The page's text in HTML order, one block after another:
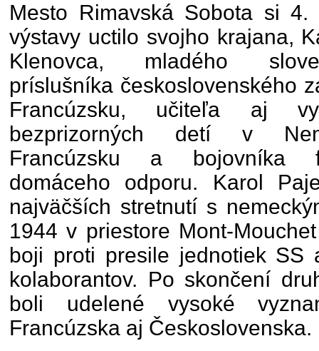
Mesto Rimavská Sobota si
výstavy uctilo svojho krajana,
Klenovca, mladého
príslušníka československého
Francúzsku, učiteľa aj
bezprizorných detí v
Francúzsku a bojovníka
domáceho odporu. Karol
najväčších stretnutí s
1944 v priestore Mont-
boji proti presile jednotiek SS
kolaborantov. Po skončení
boli udelené vysoké
Francúzska aj Československa.